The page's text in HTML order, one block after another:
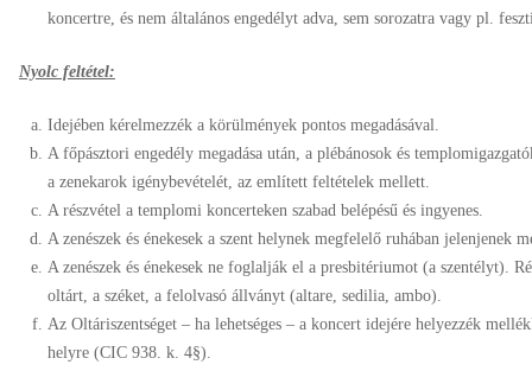
koncertre, és nem általános engedélyt adva, sem sorozatra vagy pl.
Nyolc feltétel:
Idejében kérelmezzék a körülmények pontos megadásával.
A főpásztori engedély megadása után, a plébánosok és
a zenekarok igénybevételét, az említett feltételek mellett.
A részvétel a templomi koncerteken szabad belépésű és ingyenes.
A zenészek és énekesek a szent helynek megfelelő ruhában jelenjenek
A zenészek és énekesek ne foglalják el a presbitériumot (a szentélyt).
oltárt, a széket, a felolvasó állványt (altare, sedilia, ambo).
Az Oltáriszentséget – ha lehetséges – a koncert idejére helyezzék
helyre (CIC 938. k. 4§).